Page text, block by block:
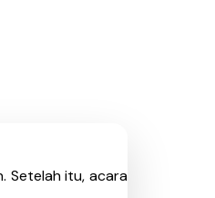
Setelah itu, acara